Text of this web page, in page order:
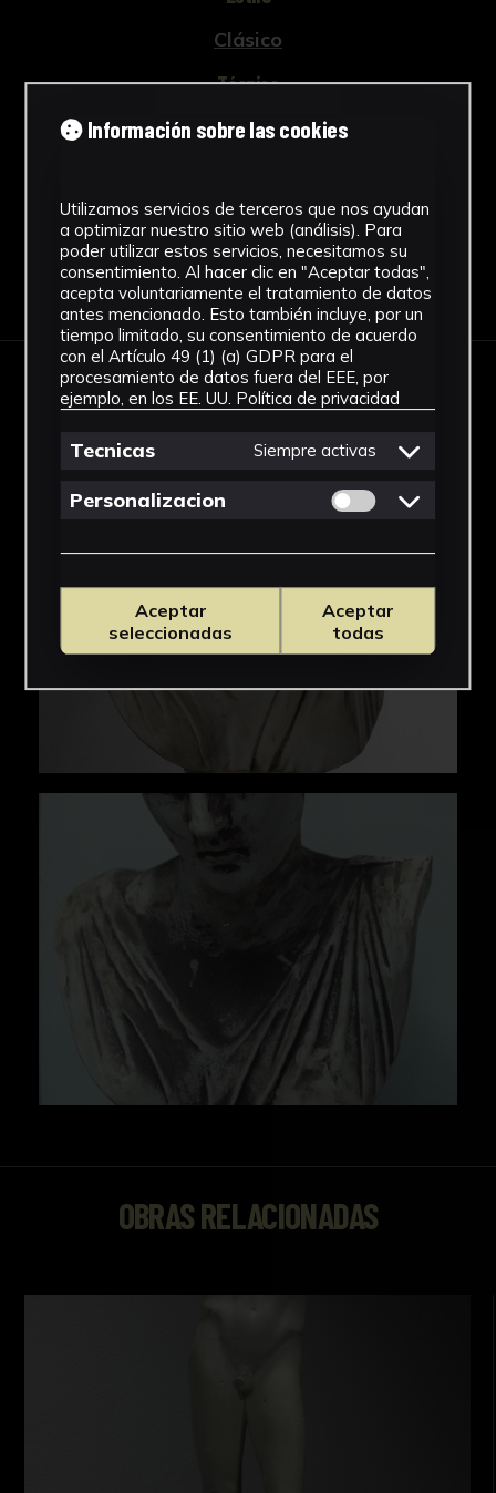
Clásico
Técnica
Vaciado
Descargar Ficha
IMÁGENES
OBRAS RELACIONADAS
Información sobre las cookies
Utilizamos servicios de terceros que nos ayudan
a optimizar nuestro sitio web (análisis). Para
poder utilizar estos servicios, necesitamos su
consentimiento. Al hacer clic en "Aceptar todas",
acepta voluntariamente el tratamiento de datos
antes mencionado. Esto también incluye, por un
tiempo limitado, su consentimiento de acuerdo
con el Artículo 49 (1) (a) GDPR para el
procesamiento de datos fuera del EEE, por
ejemplo, en los EE. UU. Política de privacidad
Tecnicas Siempre activas
Personalizacion Permitir cookies
Aceptar
seleccionadas
Aceptar
todas